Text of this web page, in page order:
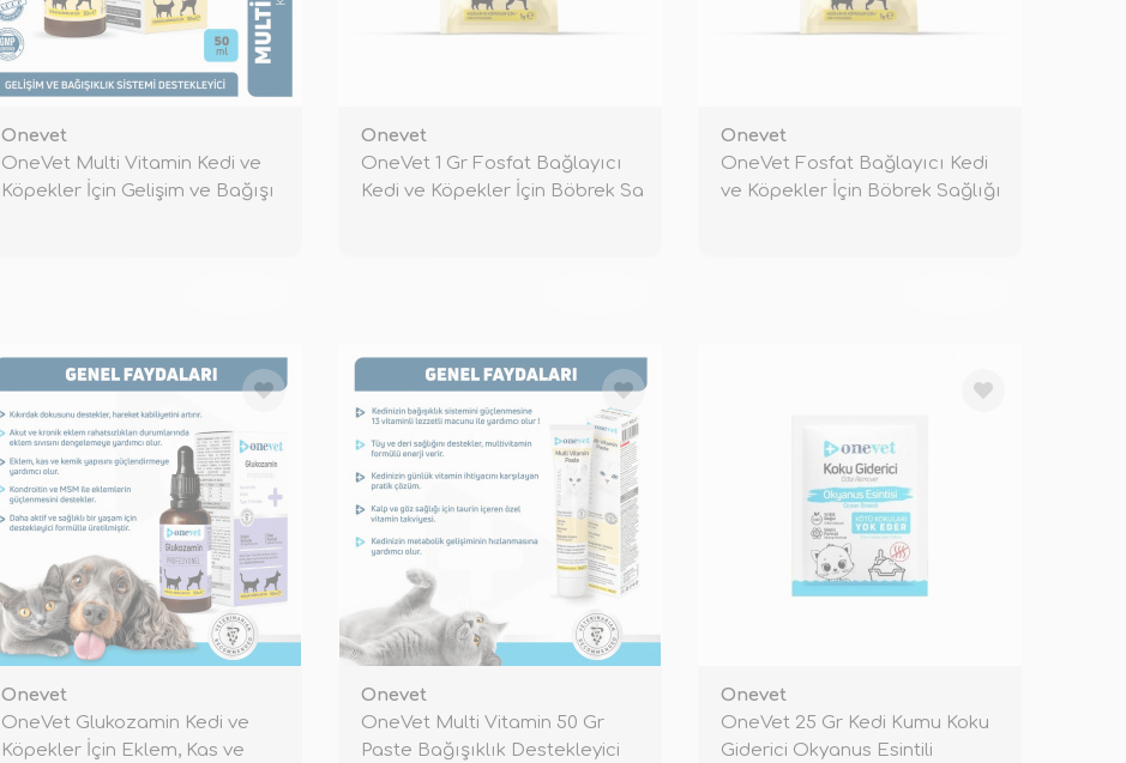
Onevet
OneVet Multi Vitamin Kedi ve
Köpekler İçin Gelişim ve Bağışı
Onevet
OneVet 1 Gr Fosfat Bağlayıcı
Kedi ve Köpekler İçin Böbrek Sa
Onevet
OneVet Fosfat Bağlayıcı Kedi
ve Köpekler İçin Böbrek Sağlığı
Onevet
OneVet Glukozamin Kedi ve
Köpekler İçin Eklem, Kas ve
Onevet
OneVet Multi Vitamin 50 Gr
Paste Bağışıklık Destekleyici
Onevet
OneVet 25 Gr Kedi Kumu Koku
Giderici Okyanus Esintili